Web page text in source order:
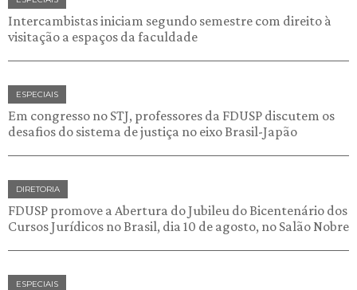
Intercambistas iniciam segundo semestre com direito à
visitação a espaços da faculdade
ESPECIAIS
Em congresso no STJ, professores da FDUSP discutem os
desafios do sistema de justiça no eixo Brasil-Japão
DIRETORIA
FDUSP promove a Abertura do Jubileu do Bicentenário dos
Cursos Jurídicos no Brasil, dia 10 de agosto, no Salão Nobre
ESPECIAIS